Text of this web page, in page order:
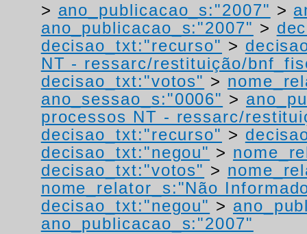
> ano_publicacao_s:"2007" >
ano_publicacao_s:"2007" >
decisao_txt:"recurso" >
NT - ressarc/restituição/
decisao_txt:"votos" >
ano_sessao_s:"0006" >
processos NT - ressarc/
decisao_txt:"recurso" >
decisao_txt:"negou" >
decisao_txt:"votos" >
nome_relator_s:"Não
decisao_txt:"negou" >
ano_publicacao_s:"2007"